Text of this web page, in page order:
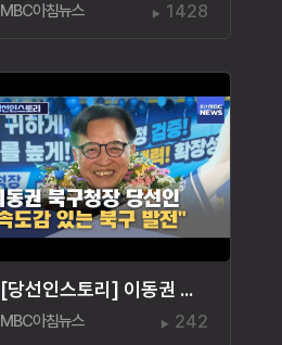
MBC아침뉴스 1428
[당선인스토리] 이동권 북구청장 당선인 "경험은 힘"
MBC아침뉴스 242